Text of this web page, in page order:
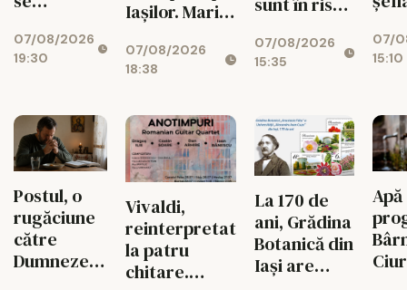
pentru
case și
07/08/2026
19:30
Iașilor. Marile
până pe 15
august
07/08/2026
18:38
07/08/2026
15:35
Au
doi
07/
15:10
Postul, o
rugăciune
către
Dumnezeu
Vivaldi,
reinterpretat
la patru
chitare.
La 170 de
ani, Grădina
Botanică din
Iași are